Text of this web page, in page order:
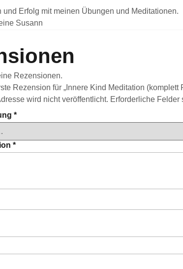
und Erfolg mit meinen Übungen und Meditationen.
Susann
Rezensionen.
Rezension für „Innere Kind Meditation (komplett
wird nicht veröffentlicht. Erforderliche Felder
*
*